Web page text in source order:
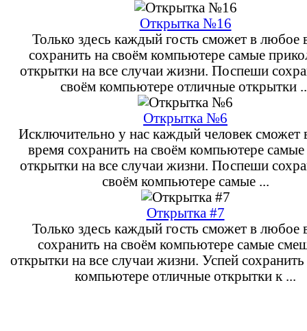
Открытка №16
Только здесь каждый гость сможет в любое
сохранить на своём компьютере самые
открытки на все случаи жизни. Поспеши
своём компьютере отличные открытки
Открытка №6
Исключительно у нас каждый человек сможет
время сохранить на своём компьютере самые
открытки на все случаи жизни. Поспеши
своём компьютере самые ...
Открытка #7
Только здесь каждый гость сможет в любое
сохранить на своём компьютере самые
открытки на все случаи жизни. Успей
компьютере отличные открытки к ...